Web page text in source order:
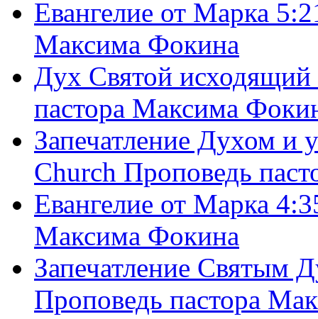
Евангелие от Марка
Максима Фокина
Дух Святой
пастора Максима
Запечатление Духом и
Church Проповедь
Евангелие от Марка
Максима Фокина
Запечатление Святым
Проповедь пастора